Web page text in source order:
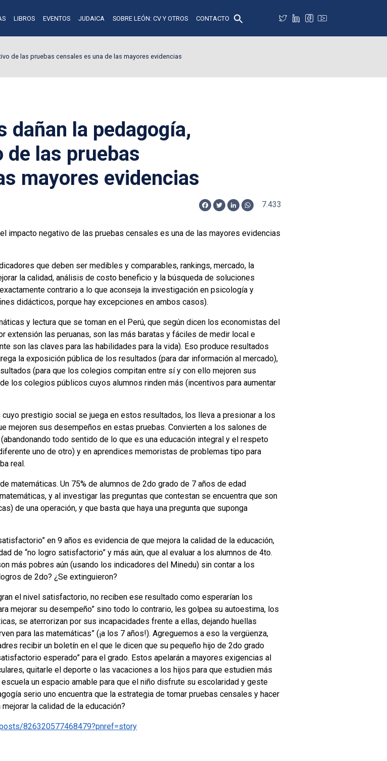
LIBROS EVENTOS JUDAICA SOBRE LEÓN: CV Y OTROS CONTACTO
de las pruebas censales es una de las mayores evidencias
la pedagogía,
las pruebas
mayores evidencias
Facebook
TwitterLinkedInWhatsApp
7.433
el impacto negativo de las pruebas censales es una de las mayores evidencias
que deben ser medibles y comparables, rankings, mercado, la
la calidad, análisis de costo beneficio y la búsqueda de soluciones
contrario a lo que aconseja la investigación en psicología y
didácticos, porque hay excepciones en ambos casos).
y lectura que se toman en el Perú, que según dicen los economistas del
extensión las peruanas, son las más baratas y fáciles de medir local e
son las claves para las habilidades para la vida). Eso produce resultados
la exposición pública de los resultados (para dar información al mercado),
(para que los colegios compitan entre sí y con ello mejoren sus
los colegios públicos cuyos alumnos rinden más (incentivos para aumentar
prestigio social se juega en estos resultados, los lleva a presionar a los
mejoren sus desempeños en estas pruebas. Convierten a los salones de
todo sentido de lo que es una educación integral y el respeto
uno de otro) y en aprendices memoristas de problemas tipo para
real.
matemáticas. Un 75% de alumnos de 2do grado de 7 años de edad
y al investigar las preguntas que contestan se encuentra que son
de una operación, y que basta que haya una pregunta que suponga
en 9 años es evidencia de que mejora la calidad de la educación,
de “no logro satisfactorio” y más aún, que al evaluar a los alumnos de 4to.
más pobres aún (usando los indicadores del Minedu) sin contar a los
de 2do? ¿Se extinguieron?
el nivel satisfactorio, no reciben ese resultado como esperarían los
mejorar su desempeño” sino todo lo contrario, les golpea su autoestima, los
se aterrorizan por sus incapacidades frente a ellas, dejando huellas
para las matemáticas” (¡a los 7 años!). Agreguemos a eso la vergüenza,
recibir un boletín en el que le dicen que su pequeño hijo de 2do grado
esperado” para el grado. Estos apelarán a mayores exigencias al
quitarle el deporte o las vacaciones a los hijos para que estudien más
un espacio amable para que el niño disfrute su escolaridad y geste
serio uno encuentra que la estrategia de tomar pruebas censales y hacer
la calidad de la educación?
826320577468479?pnref=story